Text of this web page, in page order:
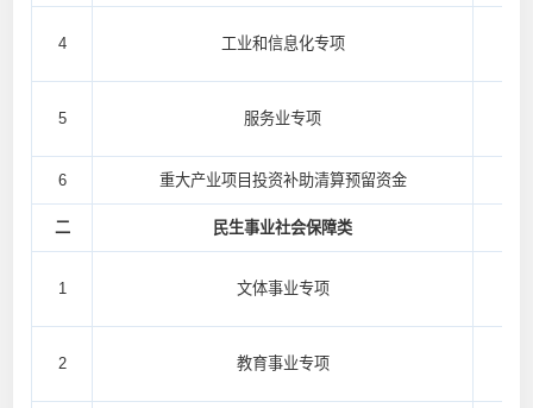
4 工业和信息化专项
5 服务业专项
6 重大产业项目投资补助清算预留资金
二 民生事业社会保障类
1 文体事业专项
2 教育事业专项